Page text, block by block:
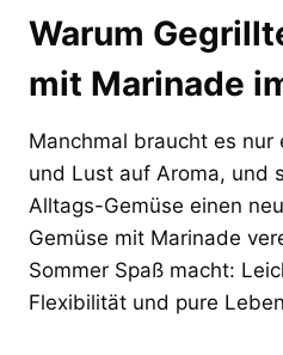
Warum
mit Marinade
Manchmal braucht es
und Lust auf Aroma, und
Alltags-Gemüse einen
Gemüse mit Marinade
Sommer Spaß macht:
Flexibilität und pure